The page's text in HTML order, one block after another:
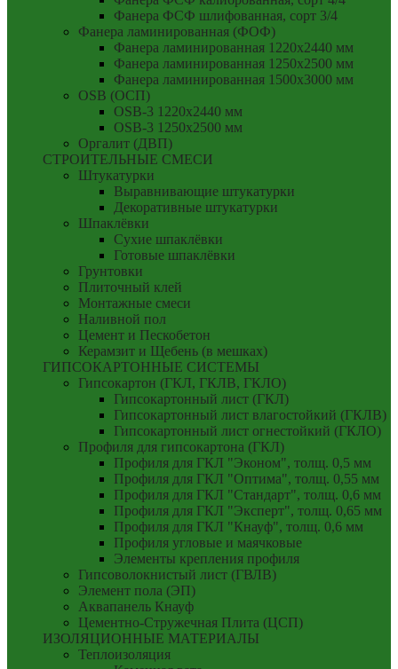
Фанера ФСФ шлифованная, сорт 3/4
Фанера ламинированная (ФОФ)
Фанера ламинированная 1220x2440 мм
Фанера ламинированная 1250x2500 мм
Фанера ламинированная 1500x3000 мм
OSB (ОСП)
OSB-3 1220x2440 мм
OSB-3 1250x2500 мм
Оргалит (ДВП)
СТРОИТЕЛЬНЫЕ СМЕСИ
Штукатурки
Выравнивающие штукатурки
Декоративные штукатурки
Шпаклёвки
Сухие шпаклёвки
Готовые шпаклёвки
Грунтовки
Плиточный клей
Монтажные смеси
Наливной пол
Цемент и Пескобетон
Керамзит и Щебень (в мешках)
ГИПСОКАРТОННЫЕ СИСТЕМЫ
Гипсокартон (ГКЛ, ГКЛВ, ГКЛО)
Гипсокартонный лист (ГКЛ)
Гипсокартонный лист влагостойкий (ГКЛВ)
Гипсокартонный лист огнестойкий (ГКЛО)
Профиля для гипсокартона (ГКЛ)
Профиля для ГКЛ "Эконом", толщ. 0,5 мм
Профиля для ГКЛ "Оптима", толщ. 0,55 мм
Профиля для ГКЛ "Стандарт", толщ. 0,6 мм
Профиля для ГКЛ "Эксперт", толщ. 0,65 мм
Профиля для ГКЛ "Кнауф", толщ. 0,6 мм
Профиля угловые и маячковые
Элементы крепления профиля
Гипсоволокнистый лист (ГВЛВ)
Элемент пола (ЭП)
Аквапанель Кнауф
Цементно-Стружечная Плита (ЦСП)
ИЗОЛЯЦИОННЫЕ МАТЕРИАЛЫ
Теплоизоляция